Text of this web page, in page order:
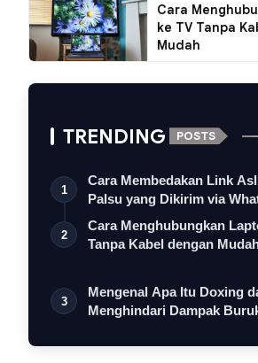
Cara
ke TV Tanpa
Mudah
TRENDING POSTS
1
Cara Membedakan Link
Palsu yang Dikirim via
2
Cara Menghubungkan
Tanpa Kabel dengan
3
Mengenal Apa Itu Doxing
Menghindari Dampak